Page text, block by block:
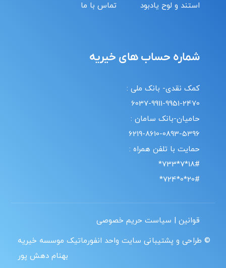
استند و لوح یادبود
تماس با ما
شماره حساب های خیریه
کمک نقدی- بانک ملی :
6037-9911-9951-2470
حامیان-بانک سامان :
6219-8610-0893-5396
حمایت با تلفن همراه :
18#*7*733*
20#*0*724*
قوانین | سیاست حریم خصوصی
© طراحی و پشتیبانی سایت واحد انفورماتیک موسسه خیریه
بهنام دهش پور